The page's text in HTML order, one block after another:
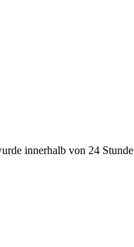
innerhalb von 24